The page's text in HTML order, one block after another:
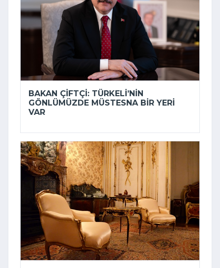
BAKAN ÇIFTÇI: TÜRKELI’NIN
GÖNLÜMÜZDE MÜSTESNA BIR YERI
VAR